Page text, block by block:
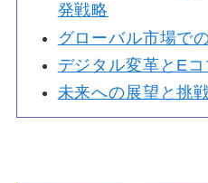
発戦略
グローバル市場で
デジタル変革とE
未来への展望と挑